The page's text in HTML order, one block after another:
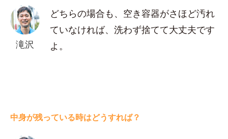
滝沢
どちらの場合も、空き容器がさほど汚れ
ていなければ、洗わず捨てて大丈夫です
よ。
中身が残っている時はどうすれば？